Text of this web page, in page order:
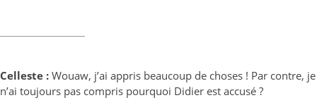
Celleste : Wouaw, j’ai appris beaucoup de choses ! Par contre, je
n’ai toujours pas compris pourquoi Didier est accusé ?